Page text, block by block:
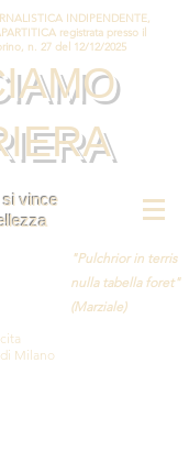
INDIPENDENTE,
registrata presso il
n. 27 del 12/12/2025
si vince
"Pulchrior in terris
nulla tabella foret"
(Marziale)
Milano